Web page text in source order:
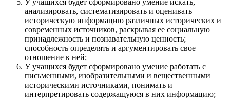
анализировать, систематизировать и оценивать
историческую информацию различных исторических и
современных источников, раскрывая ее социальную
принадлежность и познавательную ценность;
способность определять и аргументировать свое
отношение к ней;
У учащихся будет сформировано умение работать с
письменными, изобразительными и вещественными
историческими источниками, понимать и
интерпретировать содержащуюся в них информацию;